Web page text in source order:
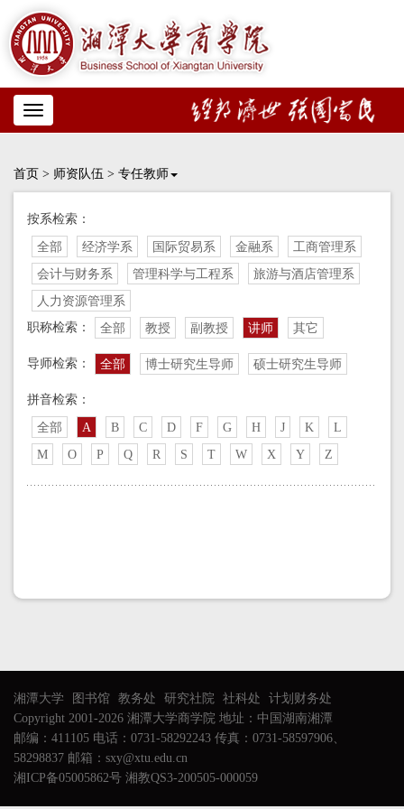
Toggle
navigation
首页 > 师资队伍 > 专任教师
按系检索：
全部 经济学系 国际贸易系 金融系
工商管理系
会计与财务系
管理科学与工程系
旅游与酒店管理系
人力资源管理系
职称检索：
全部 教授 副教授 讲师 其它
导师检索： 全部 博士研究生导师 硕士研究生导师
拼音检索：
全部 A B C D F G H J K
L
M
O P Q R S T W X Y Z
湘潭大学 图书馆 教务处 研究社院 社科处
计划财务处
Copyright 2001-2026 湘潭大学商学院 地址：中国湖南湘潭
邮编：411105 电话：0731-58292243 传真：0731-58597906、
58298837 邮箱：sxy@xtu.edu.cn
湘ICP备05005862号 湘教QS3-200505-000059